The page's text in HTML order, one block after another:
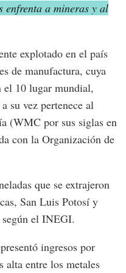
enfrenta a mineras y al
explotado en el país
de manufactura, cuya
el 10 lugar mundial,
su vez pertenece al
(WMC por sus siglas en
con la Organización de
que se extrajeron
San Luis Potosí y
el INEGI.
ingresos por
alta entre los metales